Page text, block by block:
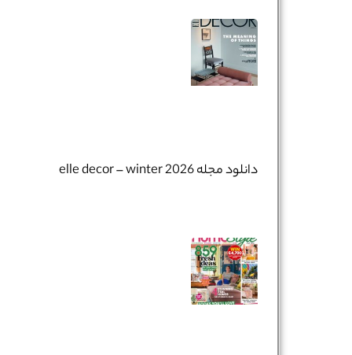
دانلود مجله elle decor – winter 2026